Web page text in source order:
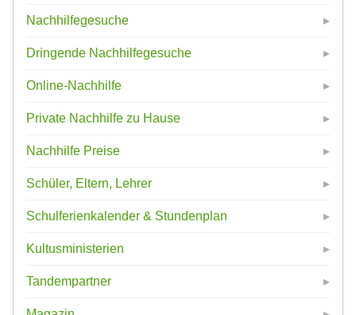
Nachhilfegesuche
Dringende Nachhilfegesuche
Online-Nachhilfe
Private Nachhilfe zu Hause
Nachhilfe Preise
Schüler, Eltern, Lehrer
Schulferienkalender & Stundenplan
Kultusministerien
Tandempartner